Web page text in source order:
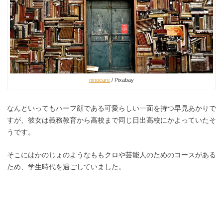
ninocare / Pixabay
なんといってもハーフ顔である可愛らしい一面を持つ早見あかりで
すが、彼女は義務教育から高校まで同じ日出高校にかよっていたそ
うです。
そこにはかのじょのようなももクロや芸能人のためのコースがある
ため、学生時代を過ごしていました。